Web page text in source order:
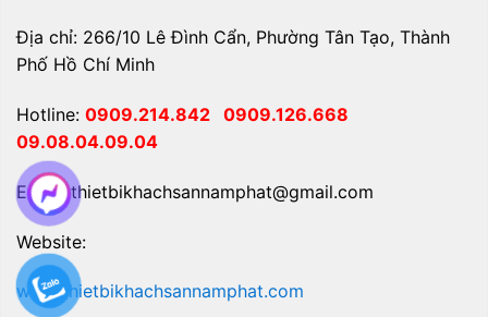
Địa chỉ: 266/10 Lê Đình Cẩn, Phường Tân Tạo, Thành
Phố Hồ Chí Minh
Hotline: 0909.214.842 0909.126.668
09.08.04.09.04
Email: thietbikhachsannamphat@gmail.com
Website:
www.thietbikhachsannamphat.com